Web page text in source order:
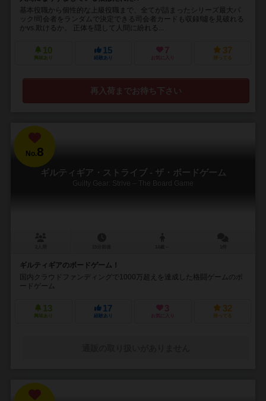
基本役職から個性的な上級役職まで、全てが詰まったシリーズ最大パ
ック!司会者をランダムで決定できる司会者カードも収録!噓を見破れる
かvs.欺けるか。 正体を隠して人間に紛れる...
10
興味あり
15
経験あり
7
お気に入り
37
持ってる
再入荷までお待ち下さい
No.8
ギルティギア・ストライブ - ザ・ボードゲーム
Guilty Gear: Strive – The Board Game
ギルティギアのボードゲーム！
国内クラウドファンディングで1000万超えを達成した格闘ゲームのボ
ードゲーム
13
興味あり
17
経験あり
3
お気に入り
32
持ってる